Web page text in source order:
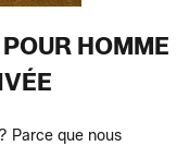
HOMME
Parce que nous